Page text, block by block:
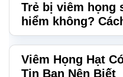
Trẻ bị viêm họng
hiểm không?
Viêm Họng Hạt
Tin Bạn Nên Biết